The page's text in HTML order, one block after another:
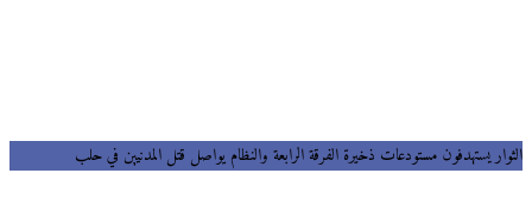
يستهدفون مستودعات ذخيرة الفرقة الرابعة والنظام يواصل قتل المدنيين في حلب